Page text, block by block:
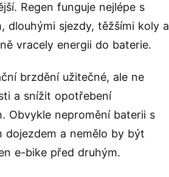
Regen funguje nejlépe s
dlouhými sjezdy, těžšími koly a
vracely energii do baterie.
brzdění užitečné, ale ne
a snížit opotřebení
Obvykle nepromění baterii s
dojezdem a nemělo by být
e-bike před druhým.